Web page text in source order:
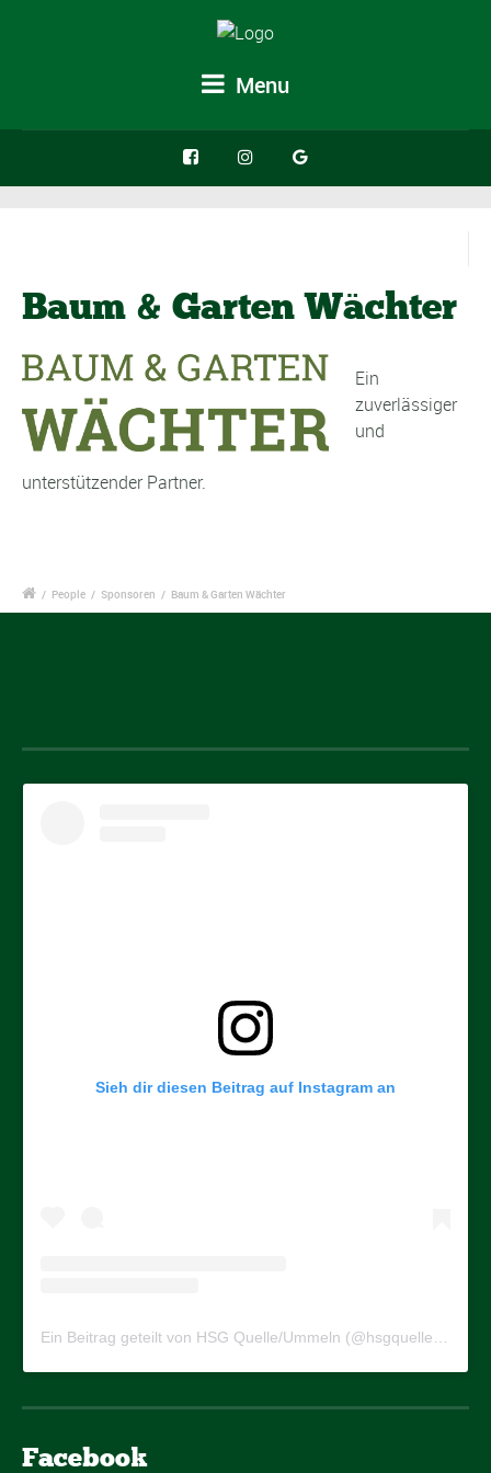
Menu
Baum & Garten Wächter
Ein
zuverlässiger
und
unterstützender Partner.
/ People / Sponsoren / Baum & Garten Wächter
Sieh dir diesen Beitrag auf Instagram an
Facebook